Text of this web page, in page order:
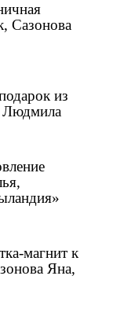
Сазонова
из
Людмила
магнит к
Яна,